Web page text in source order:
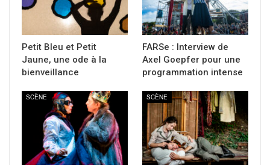
Petit Bleu et Petit
Jaune, une ode à la
bienveillance
FARSe : Interview de
Axel Goepfer pour une
programmation intense
SCÈNE SCÈNE